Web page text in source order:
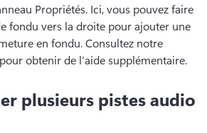
Propriétés. Ici, vous pouvez faire
fondu vers la droite pour ajouter une
en fondu. Consultez notre
(opens in a new tab)
pour obtenir de l’aide supplémentaire.
plusieurs pistes audio